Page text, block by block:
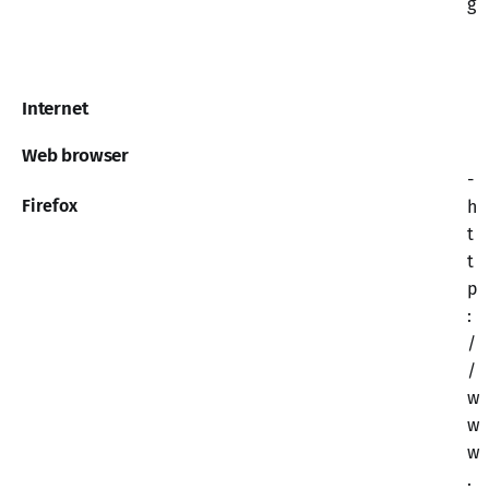
Internet
Web browser
Firefox
-
h
t
t
p
:
/
/
w
w
w
.